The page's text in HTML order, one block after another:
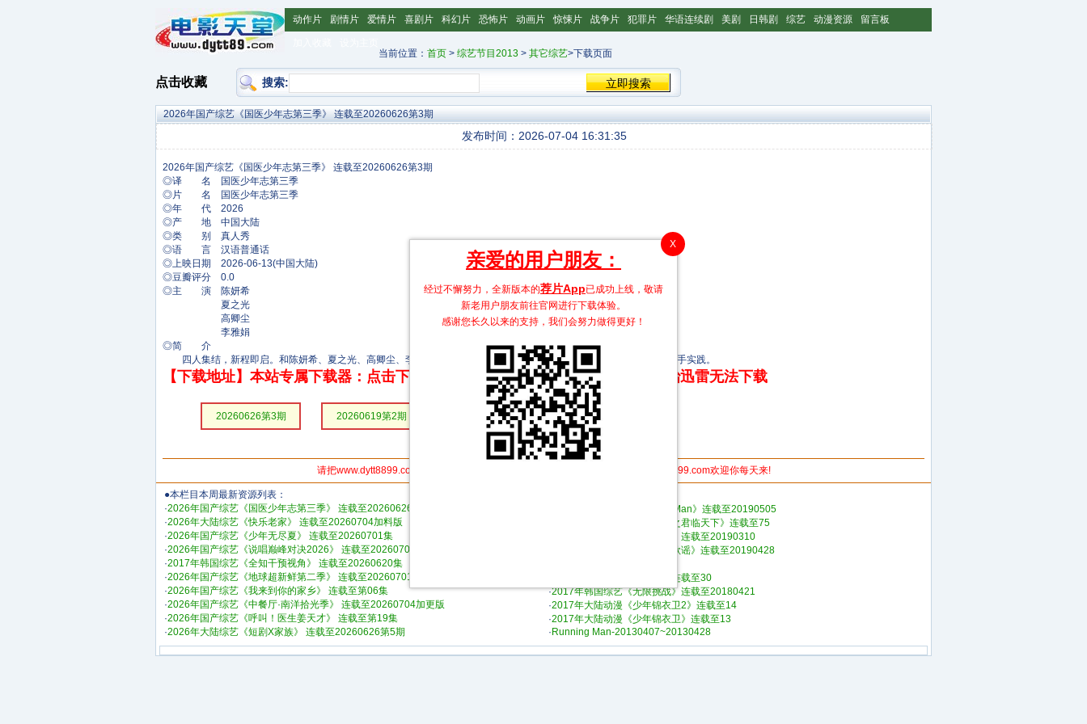
动作片 剧情片 爱情片 喜剧片 科幻片 恐怖片 动画片 惊悚片 战争片 犯罪片 华语连续剧 美剧 日韩剧 综艺 动漫资源 留言板
当前位置： 首页 > 综艺节目2013 > 其它综艺>下载页面
点击收藏 搜索:
2026年国产综艺《国医少年志第三季》 连载至20260626第3期
发布时间：2026-07-04 16:31:35
◎译 名 国医少年志第三季
◎片 名 国医少年志第三季
◎年 代 2026
◎产 地 中国大陆
◎类 别 真人秀
◎语 言 汉语普通话
◎上映日期 2026-06-13(中国大陆)
◎豆瓣评分 0.0
◎主 演 陈妍希
夏之光
高卿尘
李雅娟
◎简 介
四人集结，新程即启。和陈妍希、夏之光、高卿尘、李雅娟一起，走进中医的万千世界，从草木到经络，从领悟到亲手实践。
【下载地址】本站专属下载器：点击下方链接 即可享受高速下载和在线播放 专治迅雷无法下载
20260626第3期 20260619第2期
请把www.dytt8899.com分享给你的朋友,更多人使用，速度更快 电影天堂www.dytt8899.com欢迎你每天来!
●本栏目本周最新资源列表：
·2026年国产综艺《国医少年志第三季》 连载至20260626第3期
·2026年大陆综艺《快乐老家》 连载至20260704加料版
·2026年国产综艺《少年无尽夏》 连载至20260701集
·2026年国产综艺《说唱巅峰对决2026》 连载至20260703第1期上巅峰
·2017年韩国综艺《全知干预视角》 连载至20260620集
·2026年国产综艺《地球超新鲜第二季》 连载至20260701特别加更第1期
·2026年国产综艺《我来到你的家乡》 连载至第06集
·2026年国产综艺《中餐厅·南洋拾光季》 连载至20260704加更版
·2026年国产综艺《呼叫！医生姜天才》 连载至第19集
·2026年大陆综艺《短剧X家族》 连载至20260626第5期
2014年日韩综艺《Running Man》连载至20190505
2014年大陆动漫《秦时明月之君临天下》连载至75
2014年日韩综艺《两天一夜》连载至20190310
2017年韩国综艺《韩国人气歌谣》连载至20190428
2016年大陆动漫《武庚纪》连载至30
·2017年韩国综艺《无限挑战》连载至20180421
·2017年大陆动漫《少年锦衣卫2》连载至14
·2017年大陆动漫《少年锦衣卫》连载至13
· Running Man-20130407~20130428
X
亲爱的用户朋友：
经过不懈努力，全新版本的荐片App已成功上线，敬请
新老用户朋友前往官网进行下载体验。
感谢您长久以来的支持，我们会努力做得更好！